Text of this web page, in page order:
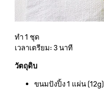
ทำ 1 ชุด
เวลาเตรียม: 3 นาที
วัตถุดิบ
ขนมปังปิ้ง 1 แผ่น (12g)